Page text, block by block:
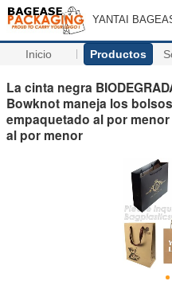
YANTAI
Inicio Productos
La cinta negra
Bowknot maneja los
empaquetado al por
al por menor